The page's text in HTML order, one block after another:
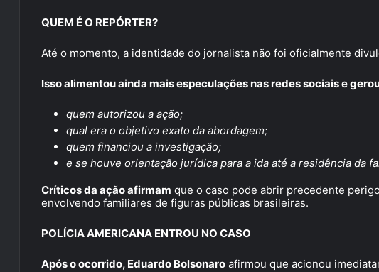
QUEM É O REPÓRTER?
Até o momento, a identidade do jornalista não foi oficialmente
Isso alimentou ainda mais especulações nas redes sociais e
quem autorizou a ação;
qual era o objetivo exato da abordagem;
quem financiou a investigação;
e se houve orientação jurídica para a ida até a residência da
Críticos da ação afirmam que o caso pode abrir precedente
envolvendo familiares de figuras públicas brasileiras.
POLÍCIA AMERICANA ENTROU NO CASO
Após o ocorrido, Eduardo Bolsonaro afirmou que acionou